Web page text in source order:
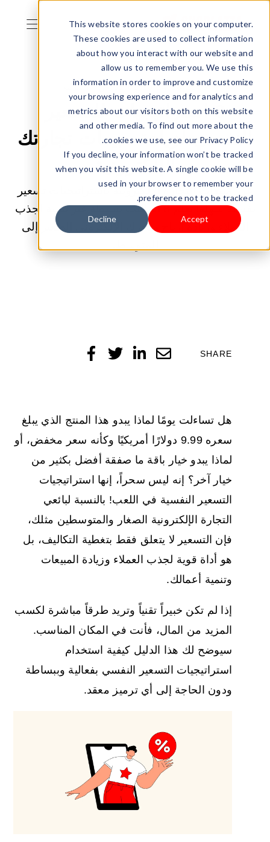
This website stores cookies on your computer.
These cookies are used to collect information
about how you interact with our website and
allow us to remember you. We use this
information in order to improve and customize
your browsing experience and for analytics and
metrics about our visitors both on this website
and other media. To find out more about the
cookies we use, see our Privacy Policy.
If you decline, your information won’t be tracked
when you visit this website. A single cookie will be
used in your browser to remember your
preference not to be tracked.
Accept
Decline
24/06/2025 01:00:00 ص | المالية
8 استراتيجيات للتسعير
النفسي لزيادة مبيعات تجارتك
الإلكترونية
عزز مبيعات التجارة الإلكترونية باستراتيجيات تسعير
نفسية سهلة! تعلّم 8 أساليب بسيطة غير تقنية لجذب
العملاء وزيادة أرباح متجرك الإلكتروني الصغير إلى
SHARE
هل تساءلت يومًا لماذا يبدو هذا المنتج الذي يبلغ
سعره 9.99 دولارًا أمريكيًا وكأنه سعر مخفض، أو
لماذا يبدو خيار باقة ما صفقة أفضل بكثير من
خيار آخر؟ إنه ليس سحراً، إنها استراتيجيات
التسعير النفسية في اللعب! بالنسبة لبائعي
التجارة الإلكترونية الصغار والمتوسطين مثلك،
فإن التسعير لا يتعلق فقط بتغطية التكاليف، بل
هو أداة قوية لجذب العملاء وزيادة المبيعات
وتنمية أعمالك.
إذا لم تكن خبيراً تقنياً وتريد طرقاً مباشرة لكسب
المزيد من المال، فأنت في المكان المناسب.
سيوضح لك هذا الدليل كيفية استخدام
استراتيجيات التسعير النفسي بفعالية وببساطة
ودون الحاجة إلى أي ترميز معقد.